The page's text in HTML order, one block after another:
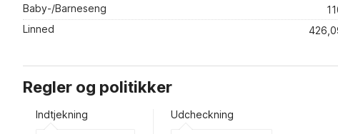
Baby-/Barneseng
Linned
Regler og politikker
Indtjekning Udcheckning